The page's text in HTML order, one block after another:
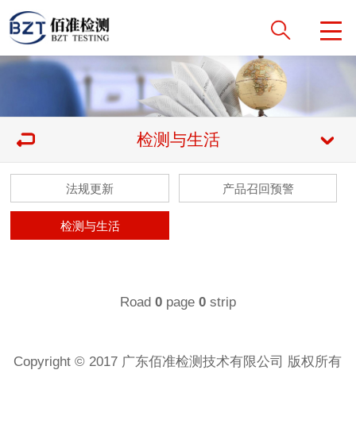
检测与生活
法规更新 产品召回预警
检测与生活
Road 0 page 0 strip
Copyright © 2017 广东佰准检测技术有限公司 版权所有